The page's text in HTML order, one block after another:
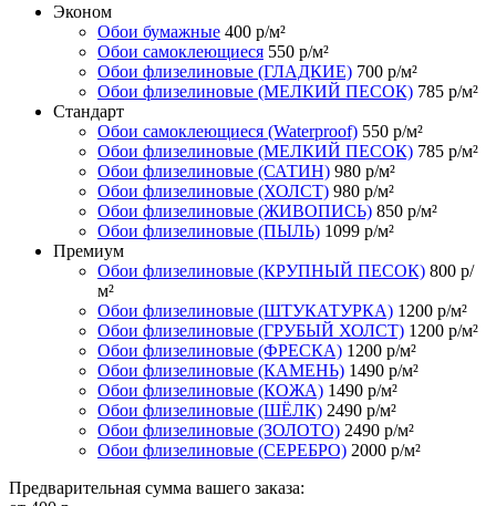
Эконом
Обои бумажные 400 р/м²
Обои самоклеющиеся 550 р/м²
Обои флизелиновые (ГЛАДКИЕ) 700 р/м²
Обои флизелиновые (МЕЛКИЙ ПЕСОК) 785 р/м²
Стандарт
Обои самоклеющиеся (Waterproof) 550 р/м²
Обои флизелиновые (МЕЛКИЙ ПЕСОК) 785 р/м²
Обои флизелиновые (САТИН) 980 р/м²
Обои флизелиновые (ХОЛСТ) 980 р/м²
Обои флизелиновые (ЖИВОПИСЬ) 850 р/м²
Обои флизелиновые (ПЫЛЬ) 1099 р/м²
Премиум
Обои флизелиновые (КРУПНЫЙ ПЕСОК) 800 р/
м²
Обои флизелиновые (ШТУКАТУРКА) 1200 р/м²
Обои флизелиновые (ГРУБЫЙ ХОЛСТ) 1200 р/м²
Обои флизелиновые (ФРЕСКА) 1200 р/м²
Обои флизелиновые (КАМЕНЬ) 1490 р/м²
Обои флизелиновые (КОЖА) 1490 р/м²
Обои флизелиновые (ШЁЛК) 2490 р/м²
Обои флизелиновые (ЗОЛОТО) 2490 р/м²
Обои флизелиновые (СЕРЕБРО) 2000 р/м²
Предварительная сумма вашего заказа: